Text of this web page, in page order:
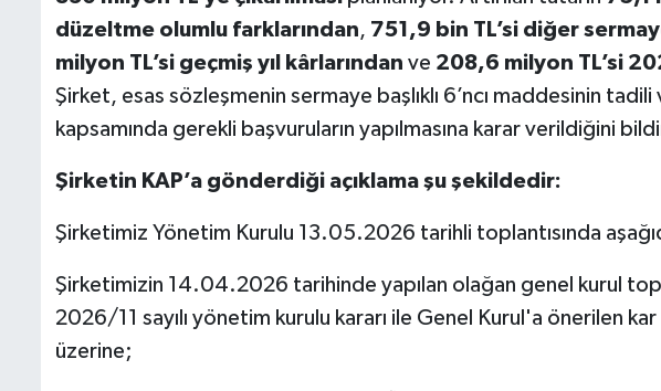
düzeltme olumlu farklarından, 751,9 bin TL’si diğer
milyon TL’si geçmiş yıl kârlarından ve 208,6 milyon TL’si
Şirket, esas sözleşmenin sermaye başlıklı 6’ncı maddesinin tadili
kapsamında gerekli başvuruların yapılmasına karar verildiğini
Şirketin KAP’a gönderdiği açıklama şu şekildedir:
Şirketimiz Yönetim Kurulu 13.05.2026 tarihli toplantısında
Şirketimizin 14.04.2026 tarihinde yapılan olağan genel kurul
2026/11 sayılı yönetim kurulu kararı ile Genel Kurul'a önerilen
üzerine;